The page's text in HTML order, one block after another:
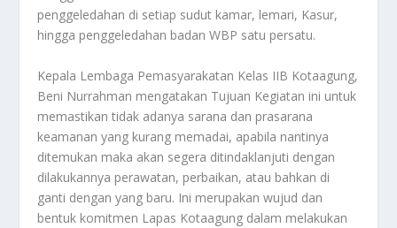
penggeledahan di setiap sudut kamar, lemari, Kasur,
hingga penggeledahan badan WBP satu persatu.
Kepala Lembaga Pemasyarakatan Kelas IIB Kotaagung,
Beni Nurrahman mengatakan Tujuan Kegiatan ini untuk
memastikan tidak adanya sarana dan prasarana
keamanan yang kurang memadai, apabila nantinya
ditemukan maka akan segera ditindaklanjuti dengan
dilakukannya perawatan, perbaikan, atau bahkan di
ganti dengan yang baru. Ini merupakan wujud dan
bentuk komitmen Lapas Kotaagung dalam melakukan